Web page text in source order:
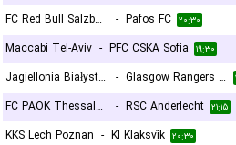
FC Red Bull Salzburg
- Pafos FC ۲۰:۳۰
Maccabi Tel-Aviv - PFC CSKA Sofia ۱۹:۳۰
Jagiellonia Białystok
- Glasgow Rangers FC
FC PAOK Thessaloniki
- RSC Anderlecht ۲۱:۱۵
KKS Lech Poznan - KI Klaksvík ۲۰:۳۰